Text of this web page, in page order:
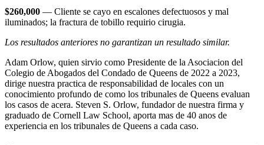
$260,000 — Cliente se cayo en escalones defectuosos y mal
iluminados; la fractura de tobillo requirio cirugia.
Los resultados anteriores no garantizan un resultado similar.
Adam Orlow, quien sirvio como Presidente de la Asociacion del
Colegio de Abogados del Condado de Queens de 2022 a 2023,
dirige nuestra practica de responsabilidad de locales con un
conocimiento profundo de como los tribunales de Queens evaluan
los casos de acera. Steven S. Orlow, fundador de nuestra firma y
graduado de Cornell Law School, aporta mas de 40 anos de
experiencia en los tribunales de Queens a cada caso.